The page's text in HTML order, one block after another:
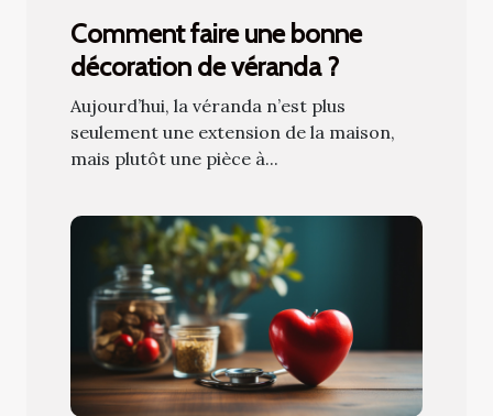
Comment faire une bonne
décoration de véranda ?
Aujourd’hui, la véranda n’est plus
seulement une extension de la maison,
mais plutôt une pièce à...